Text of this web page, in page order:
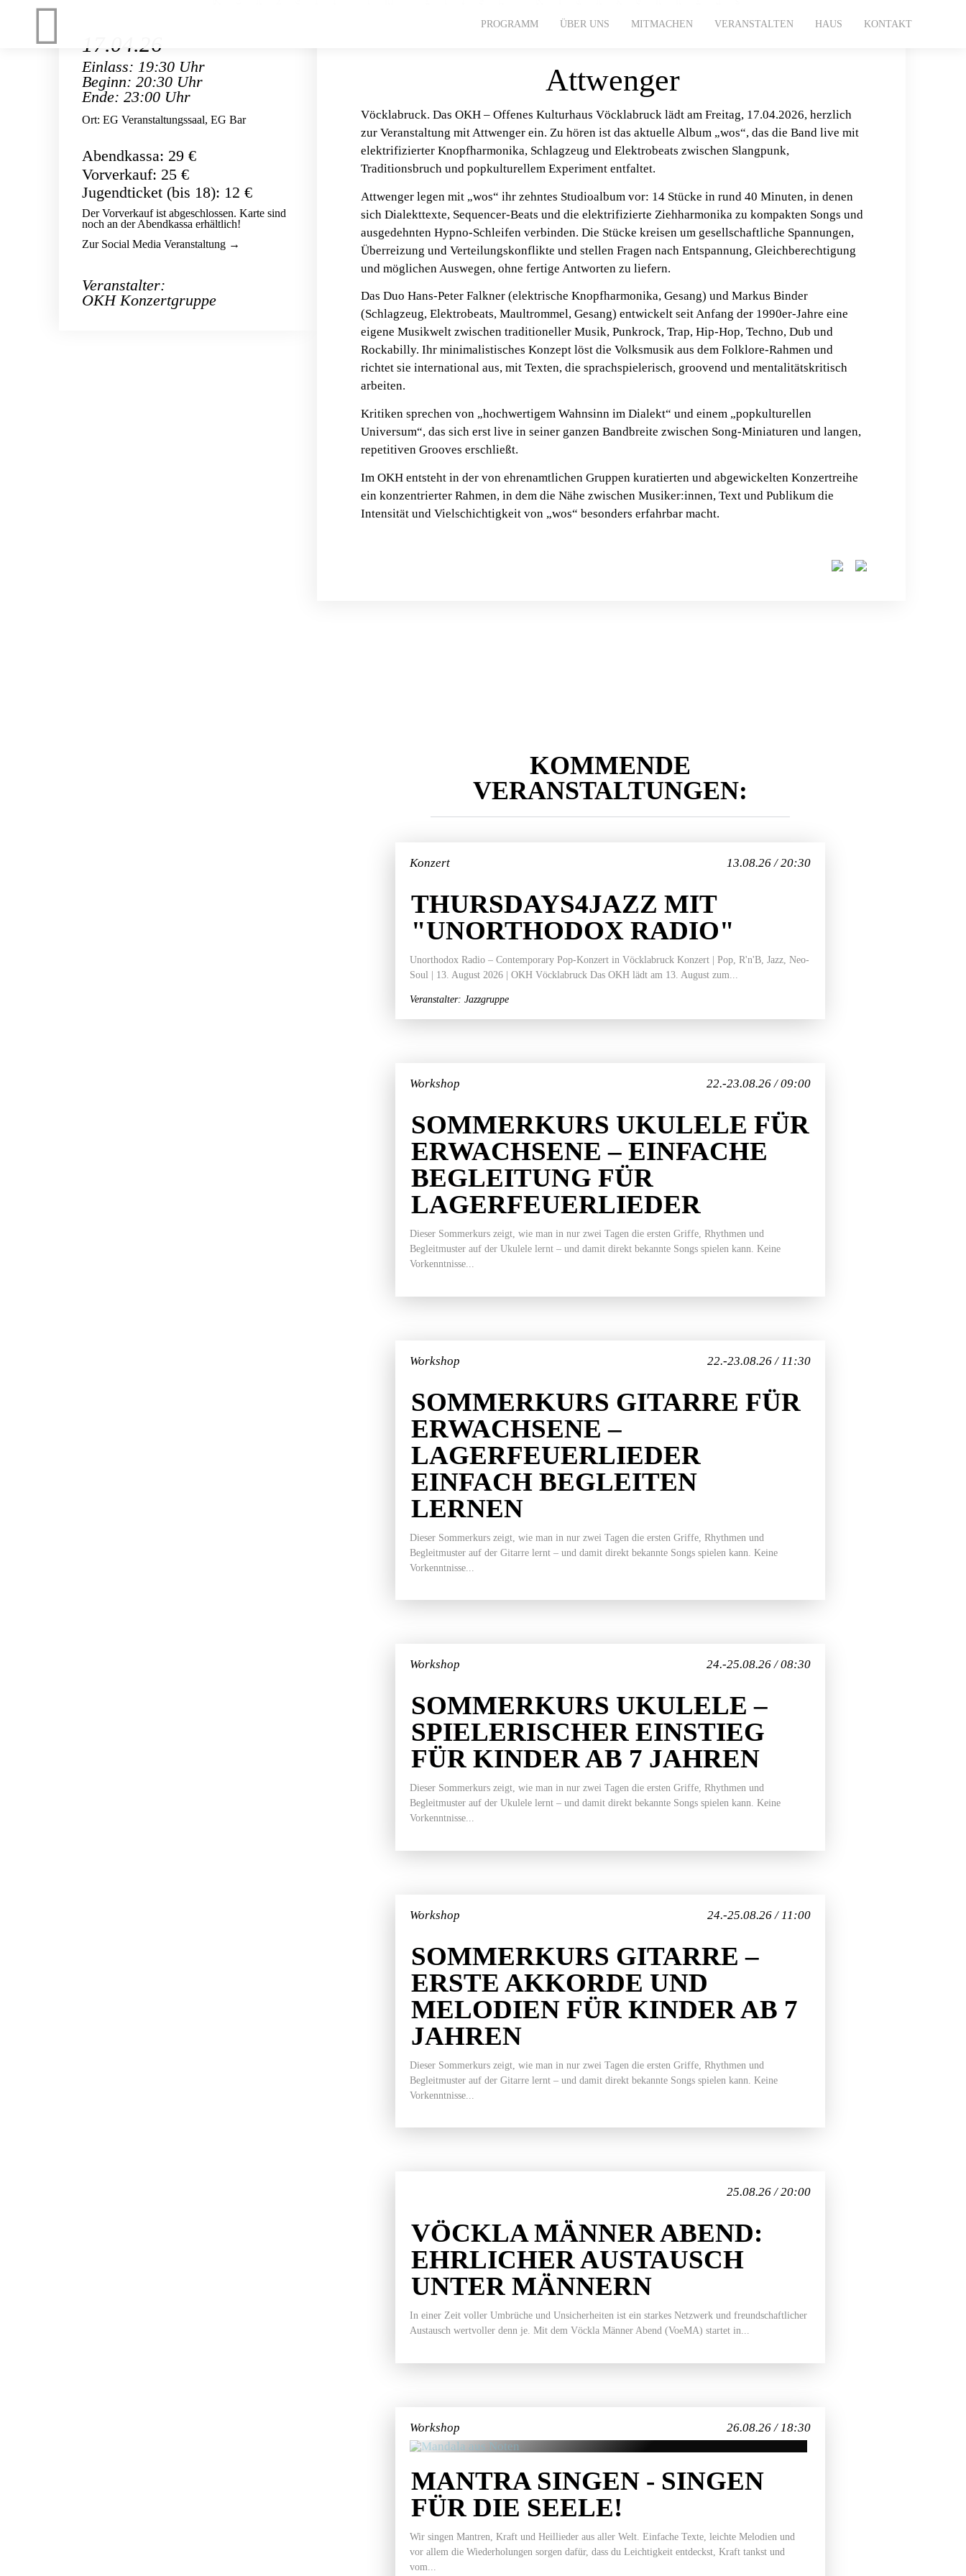
PROGRAMM ÜBER UNS MITMACHEN VERANSTALTEN HAUS KONTAKT
17.04.26
Einlass: 19:30 Uhr
Beginn: 20:30 Uhr
Ende: 23:00 Uhr
Ort: EG Veranstaltungssaal, EG Bar
Abendkassa: 29 €
Vorverkauf: 25 €
Jugendticket (bis 18): 12 €
Der Vorverkauf ist abgeschlossen. Karte sind
noch an der Abendkassa erhältlich!
Zur Social Media Veranstaltung →
Veranstalter:
OKH Konzertgruppe
Attwenger
Vöcklabruck. Das OKH – Offenes Kulturhaus Vöcklabruck lädt am Freitag, 17.04.2026, herzlich
zur Veranstaltung mit Attwenger ein. Zu hören ist das aktuelle Album „wos“, das die Band live mit
elektrifizierter Knopfharmonika, Schlagzeug und Elektrobeats zwischen Slangpunk,
Traditionsbruch und popkulturellem Experiment entfaltet.
Attwenger legen mit „wos“ ihr zehntes Studioalbum vor: 14 Stücke in rund 40 Minuten, in denen
sich Dialekttexte, Sequencer-Beats und die elektrifizierte Ziehharmonika zu kompakten Songs und
ausgedehnten Hypno-Schleifen verbinden. Die Stücke kreisen um gesellschaftliche Spannungen,
Überreizung und Verteilungskonflikte und stellen Fragen nach Entspannung, Gleichberechtigung
und möglichen Auswegen, ohne fertige Antworten zu liefern.
Das Duo Hans-Peter Falkner (elektrische Knopfharmonika, Gesang) und Markus Binder
(Schlagzeug, Elektrobeats, Maultrommel, Gesang) entwickelt seit Anfang der 1990er-Jahre eine
eigene Musikwelt zwischen traditioneller Musik, Punkrock, Trap, Hip-Hop, Techno, Dub und
Rockabilly. Ihr minimalistisches Konzept löst die Volksmusik aus dem Folklore-Rahmen und
richtet sie international aus, mit Texten, die sprachspielerisch, groovend und mentalitätskritisch
arbeiten.
Kritiken sprechen von „hochwertigem Wahnsinn im Dialekt“ und einem „popkulturellen
Universum“, das sich erst live in seiner ganzen Bandbreite zwischen Song-Miniaturen und langen,
repetitiven Grooves erschließt.
Im OKH entsteht in der von ehrenamtlichen Gruppen kuratierten und abgewickelten Konzertreihe
ein konzentrierter Rahmen, in dem die Nähe zwischen Musiker:innen, Text und Publikum die
Intensität und Vielschichtigkeit von „wos“ besonders erfahrbar macht.
KOMMENDE
VERANSTALTUNGEN:
13.08.26 / 20:30
Konzert
THURSDAYS4JAZZ MIT
"UNORTHODOX RADIO"
Unorthodox Radio – Contemporary Pop-Konzert in Vöcklabruck Konzert | Pop, R'n'B, Jazz, Neo-
Soul | 13. August 2026 | OKH Vöcklabruck Das OKH lädt am 13. August zum...
Veranstalter: Jazzgruppe
22.-23.08.26 / 09:00
Workshop
SOMMERKURS UKULELE FÜR
ERWACHSENE – EINFACHE
BEGLEITUNG FÜR
LAGERFEUERLIEDER
Dieser Sommerkurs zeigt, wie man in nur zwei Tagen die ersten Griffe, Rhythmen und
Begleitmuster auf der Ukulele lernt – und damit direkt bekannte Songs spielen kann. Keine
Vorkenntnisse...
22.-23.08.26 / 11:30
Workshop
SOMMERKURS GITARRE FÜR
ERWACHSENE –
LAGERFEUERLIEDER
EINFACH BEGLEITEN
LERNEN
Dieser Sommerkurs zeigt, wie man in nur zwei Tagen die ersten Griffe, Rhythmen und
Begleitmuster auf der Gitarre lernt – und damit direkt bekannte Songs spielen kann. Keine
Vorkenntnisse...
24.-25.08.26 / 08:30
Workshop
SOMMERKURS UKULELE –
SPIELERISCHER EINSTIEG
FÜR KINDER AB 7 JAHREN
Dieser Sommerkurs zeigt, wie man in nur zwei Tagen die ersten Griffe, Rhythmen und
Begleitmuster auf der Ukulele lernt – und damit direkt bekannte Songs spielen kann. Keine
Vorkenntnisse...
24.-25.08.26 / 11:00
Workshop
SOMMERKURS GITARRE –
ERSTE AKKORDE UND
MELODIEN FÜR KINDER AB 7
JAHREN
Dieser Sommerkurs zeigt, wie man in nur zwei Tagen die ersten Griffe, Rhythmen und
Begleitmuster auf der Gitarre lernt – und damit direkt bekannte Songs spielen kann. Keine
Vorkenntnisse...
25.08.26 / 20:00
VÖCKLA MÄNNER ABEND:
EHRLICHER AUSTAUSCH
UNTER MÄNNERN
In einer Zeit voller Umbrüche und Unsicherheiten ist ein starkes Netzwerk und freundschaftlicher
Austausch wertvoller denn je. Mit dem Vöckla Männer Abend (VoeMA) startet in...
26.08.26 / 18:30
Workshop
MANTRA SINGEN - SINGEN
FÜR DIE SEELE!
Wir singen Mantren, Kraft und Heillieder aus aller Welt. Einfache Texte, leichte Melodien und
vor allem die Wiederholungen sorgen dafür, dass du Leichtigkeit entdeckst, Kraft tankst und
vom...